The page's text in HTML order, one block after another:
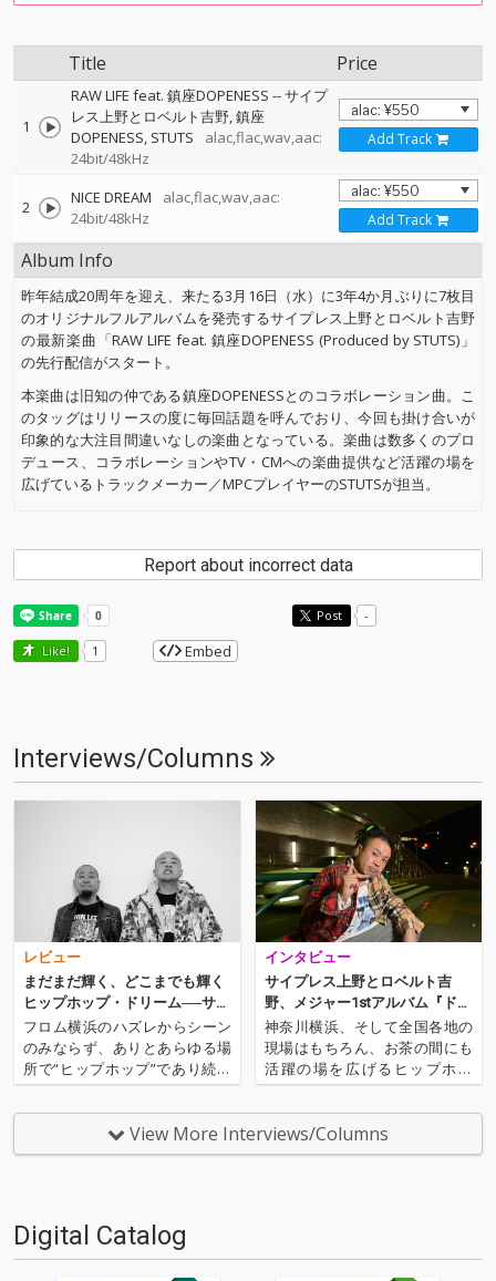
Title Price
1
RAW LIFE feat. 鎮座DOPENESS --サイプ
レス上野とロベルト吉野 鎮座
DOPENESS STUTS
alac,flac,wav,aac:
24bit/48kHz
Add Track
2 NICE DREAM
alac,flac,wav,aac:
24bit/48kHz
Add Track
Album Info
昨年結成20周年を迎え、来たる3月16日（水）に3年4か月ぶりに7枚目
のオリジナルフルアルバムを発売するサイプレス上野とロベルト吉野
の最新楽曲「RAW LIFE feat. 鎮座DOPENESS (Produced by STUTS)」
の先行配信がスタート。
本楽曲は旧知の仲である鎮座DOPENESSとのコラボレーション曲。こ
のタッグはリリースの度に毎回話題を呼んでおり、今回も掛け合いが
印象的な大注目間違いなしの楽曲となっている。楽曲は数多くのプロ
デュース、コラボレーションやTV・CMへの楽曲提供など活躍の場を
広げているトラックメーカー／MPCプレイヤーのSTUTSが担当。
Report about incorrect data
Post -
Like! 1 Embed
Interviews/Columns
レビュー
まだまだ輝く、どこまでも輝く
ヒップホップ・ドリーム──サ上
とロ吉、新作『Shuttle Loop』
フロム横浜のハズレからシーン
のみならず、ありとあらゆる場
所で“ヒップホップ”であり続け
ること約20年。サイプレス上野
とロベルト吉野が前作から3年4
ヶ月の時を経て、新作アルバム
『Shuttle Loop』をリリース! “N
インタビュー
サイプレス上野とロベルト吉
野、メジャー1stアルバム『ドリ
ーム銀座』をリリース
神奈川横浜、そして全国各地の
現場はもちろん、お茶の間にも
活躍の場を広げるヒップホッ
プ・ユニット、サイプレス上野
とロベルト吉野が〈KING RECO
RDS〉移籍後初となるフル・ア
ルバム『ドリーム銀座』をリリ
View More Interviews/Columns
Digital Catalog